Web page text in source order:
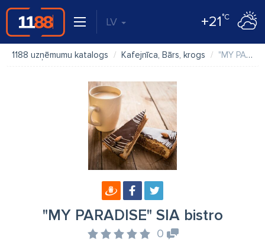
LV +21°C
1188 uzņēmumu katalogs Kafejnīca, Bārs, krogs "MY PARADISE" SIA bistro
"MY PARADISE" SIA bistro
0